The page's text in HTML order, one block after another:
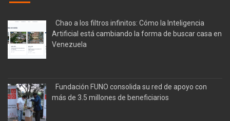
Chao a los filtros infinitos: Cómo la Inteligencia
Artificial está cambiando la forma de buscar casa en
Venezuela
Fundación FUNO consolida su red de apoyo con
más de 3.5 millones de beneficiarios